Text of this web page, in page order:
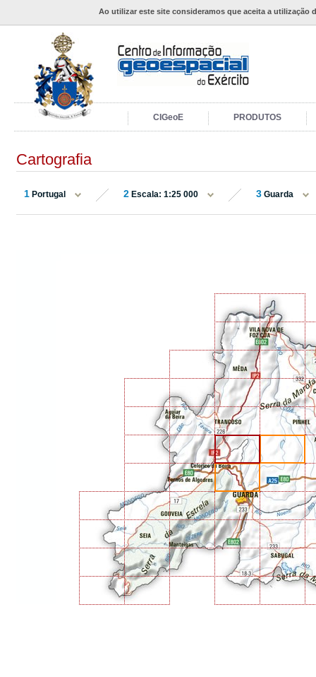
Ao utilizar este site consideramos que aceita a utilização
CIGeoE PRODUTOS
Cartografia
1 Portugal 2 Escala: 1:25 000 3 Guarda